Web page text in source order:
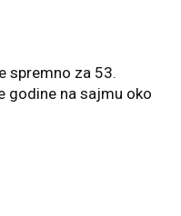
spremno za 53.
godine na sajmu oko